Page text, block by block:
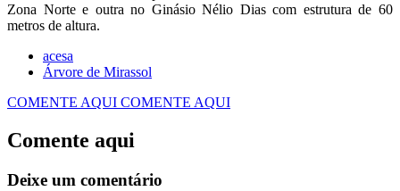
Zona Norte e outra no Ginásio Nélio Dias com estrutura de 60
metros de altura.
acesa
Árvore de Mirassol
COMENTE AQUI COMENTE AQUI
Comente aqui
Deixe um comentário